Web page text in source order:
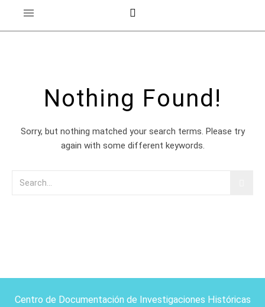
Nothing Found!
Sorry, but nothing matched your search terms. Please try
again with some different keywords.
Centro de Documentación de Investigaciones Históricas